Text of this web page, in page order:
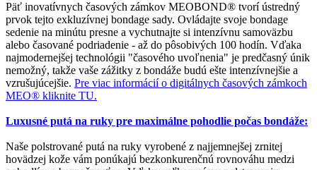
Päť inovatívnych časových zámkov MEOBOND® tvorí ústredný
prvok tejto exkluzívnej bondage sady. Ovládajte svoje bondage
sedenie na minútu presne a vychutnajte si intenzívnu samoväzbu
alebo časované podriadenie - až do pôsobivých 100 hodín. Vďaka
najmodernejšej technológii "časového uvoľnenia" je predčasný únik
nemožný, takže vaše zážitky z bondáže budú ešte intenzívnejšie a
vzrušujúcejšie. Pre viac informácií o digitálnych časových zámkoch
MEO® kliknite TU.
Luxusné putá na ruky pre maximálne pohodlie počas bondáže:
Naše polstrované putá na ruky vyrobené z najjemnejšej zrnitej
hovädzej kože vám ponúkajú bezkonkurenčnú rovnováhu medzi